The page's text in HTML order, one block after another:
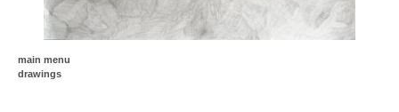
main menu
drawings